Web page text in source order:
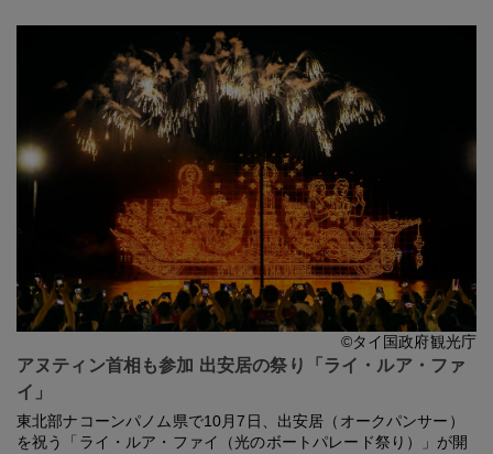
©タイ国政府観光庁
アヌティン首相も参加 出安居の祭り「ライ・ルア・ファ
イ」
東北部ナコーンパノム県で10月7日、出安居（オークパンサー）
を祝う「ライ・ルア・ファイ（光のボートパレード祭り）」が開